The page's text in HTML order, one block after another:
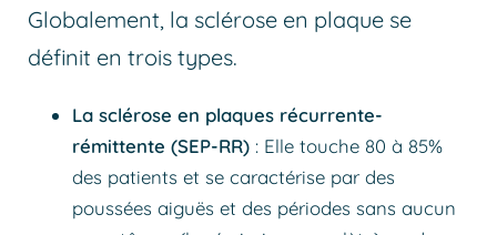
Globalement, la sclérose en plaque se
définit en trois types.
La sclérose en plaques récurrente-
rémittente (SEP-RR) : Elle touche 80 à 85%
des patients et se caractérise par des
poussées aiguës et des périodes sans aucun